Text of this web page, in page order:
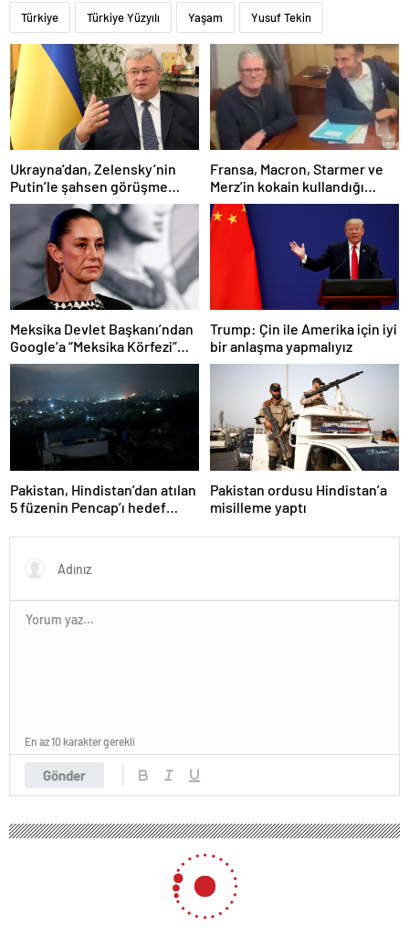
Türkiye Türkiye Yüzyılı Yaşam Yusuf Tekin
Ukrayna’dan, Zelensky’nin
Putin’le şahsen görüşme
talebine ilişkin açıklama
Fransa, Macron, Starmer ve
Merz’in kokain kullandığı
iddiasını yalanladı
Meksika Devlet Başkanı’ndan
Google’a “Meksika Körfezi”
davası
Trump: Çin ile Amerika için iyi
bir anlaşma yapmalıyız
Pakistan, Hindistan’dan atılan
5 füzenin Pencap’ı hedef
Pakistan ordusu Hindistan’a
misilleme yaptı
Gönder
En az 10 karakter gerekli